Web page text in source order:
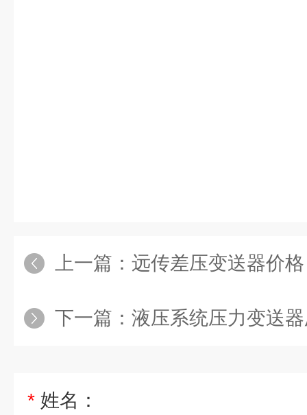
上一篇： 远传差压变送器价格
下一篇： 液压系统压力变送
* 姓名：